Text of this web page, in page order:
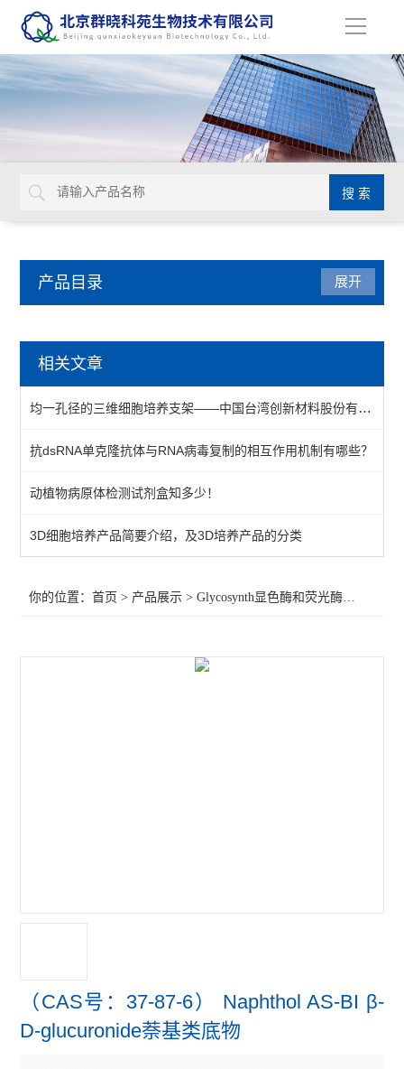
导
产品目录
苯基和硫代葡萄糖苷底物
荧光底物
显色底物
查看全部 >>
展开
相关文章
均一孔径的三维细胞培养支架——中国台湾创新材料股份有限公司（Tantti）
抗dsRNA单克隆抗体与RNA病毒复制的相互作用机制有哪些？
动植物病原体检测试剂盒知多少！
3D细胞培养产品简要介绍，及3D培养产品的分类
你的位置：首页 > 产品展示 >Glycosynth显色酶和荧光酶底物
（CAS号：37-87-6） Naphthol AS-BI β-
D-glucuronide萘基类底物